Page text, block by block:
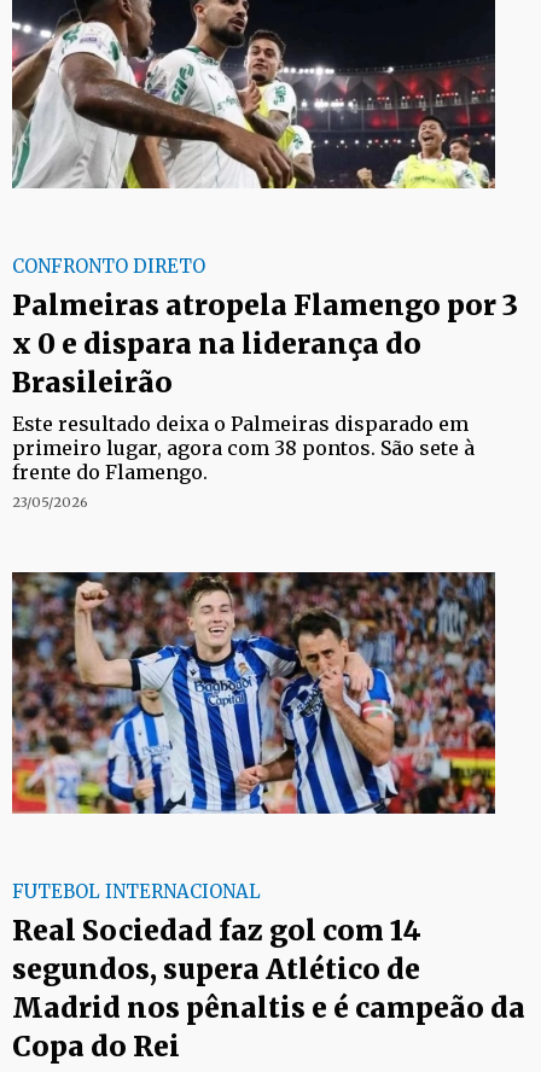
CONFRONTO DIRETO
Palmeiras atropela Flamengo por 3
x 0 e dispara na liderança do
Brasileirão
Este resultado deixa o Palmeiras disparado em
primeiro lugar, agora com 38 pontos. São sete à
frente do Flamengo.
23/05/2026
FUTEBOL INTERNACIONAL
Real Sociedad faz gol com 14
segundos, supera Atlético de
Madrid nos pênaltis e é campeão da
Copa do Rei